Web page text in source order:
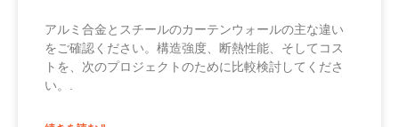
アルミ合金とスチールのカーテンウォールの主な違い
をご確認ください。構造強度、断熱性能、そしてコス
トを、次のプロジェクトのために比較検討してくださ
い。.